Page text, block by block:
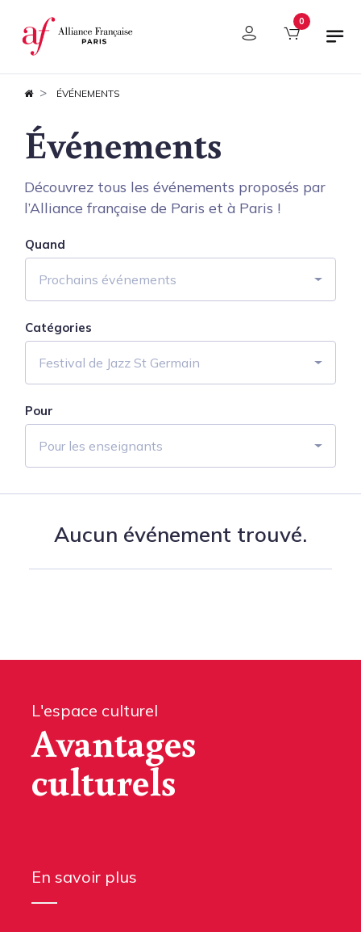
Panneau de gestion des cookies 0
ÉVÉNEMENTS
Événements
Découvrez tous les événements proposés par
l’Alliance française de Paris et à Paris !
Quand
Prochains événements
Catégories
Festival de Jazz St Germain
Pour
Pour les enseignants
Aucun événement trouvé.
L'espace culturel
Avantages
culturels
En savoir plus